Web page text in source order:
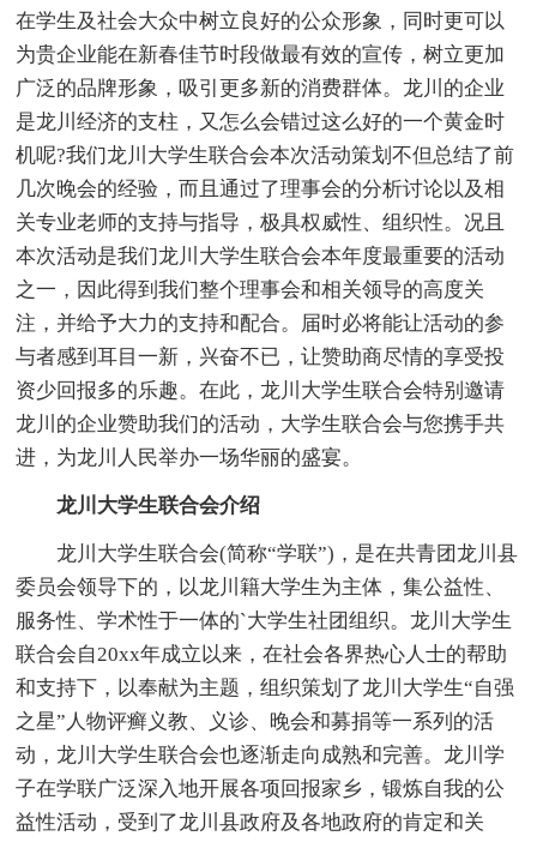
在学生及社会大众中树立良好的公众形象，同时更可以
为贵企业能在新春佳节时段做最有效的宣传，树立更加
广泛的品牌形象，吸引更多新的消费群体。龙川的企业
是龙川经济的支柱，又怎么会错过这么好的一个黄金时
机呢?我们龙川大学生联合会本次活动策划不但总结了前
几次晚会的经验，而且通过了理事会的分析讨论以及相
关专业老师的支持与指导，极具权威性、组织性。况且
本次活动是我们龙川大学生联合会本年度最重要的活动
之一，因此得到我们整个理事会和相关领导的高度关
注，并给予大力的支持和配合。届时必将能让活动的参
与者感到耳目一新，兴奋不已，让赞助商尽情的享受投
资少回报多的乐趣。在此，龙川大学生联合会特别邀请
龙川的企业赞助我们的活动，大学生联合会与您携手共
进，为龙川人民举办一场华丽的盛宴。
龙川大学生联合会介绍
龙川大学生联合会(简称“学联”)，是在共青团龙川县
委员会领导下的，以龙川籍大学生为主体，集公益性、
服务性、学术性于一体的`大学生社团组织。龙川大学生
联合会自20xx年成立以来，在社会各界热心人士的帮助
和支持下，以奉献为主题，组织策划了龙川大学生“自强
之星”人物评癣义教、义诊、晚会和募捐等一系列的活
动，龙川大学生联合会也逐渐走向成熟和完善。龙川学
子在学联广泛深入地开展各项回报家乡，锻炼自我的公
益性活动，受到了龙川县政府及各地政府的肯定和关